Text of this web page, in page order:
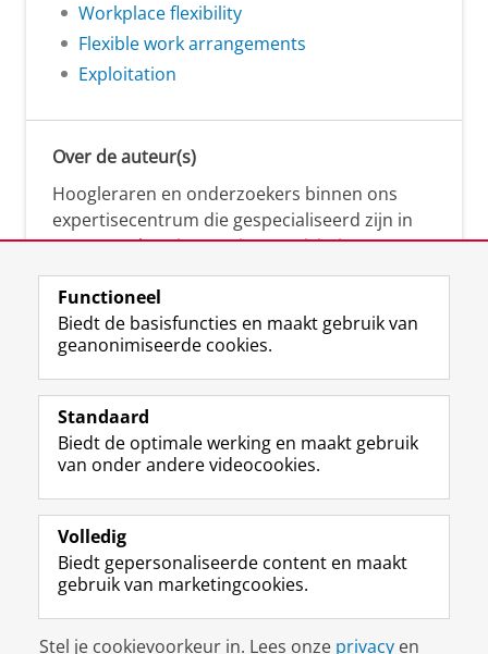
Workplace flexibility
Flexible work arrangements
Exploitation
Over de auteur(s)
Hoogleraren en onderzoekers binnen ons
expertisecentrum die gespecialiseerd zijn in
samenwerken, innovatie, creativiteit,
diversiteit, leiderschap en ethisch gedrag.
Over deze blog
Via deze blog vertalen onze experts hun
(actuele) wetenschappelijke kennis naar
praktische, heldere en toegankelijke inzichten.
Disclaimer & Copyright
Functioneel
Biedt de basisfuncties en maakt gebruik van
geanonimiseerde cookies.
Standaard
Biedt de optimale werking en maakt gebruik
van onder andere videocookies.
Volledig
Biedt gepersonaliseerde content en maakt
gebruik van marketingcookies.
Stel je cookievoorkeur in. Lees onze privacy en